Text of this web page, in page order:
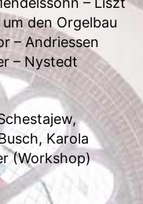
den Orgelbau
– Andriessen
– Nystedt
Karola
(Workshop)